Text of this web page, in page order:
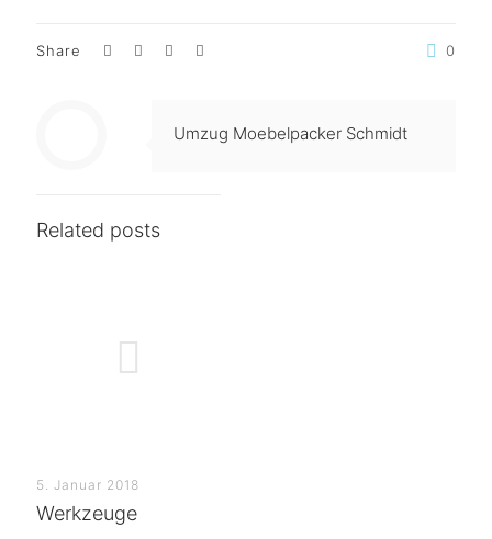
Share 0
Umzug Moebelpacker Schmidt
Related posts
5. Januar 2018
Werkzeuge